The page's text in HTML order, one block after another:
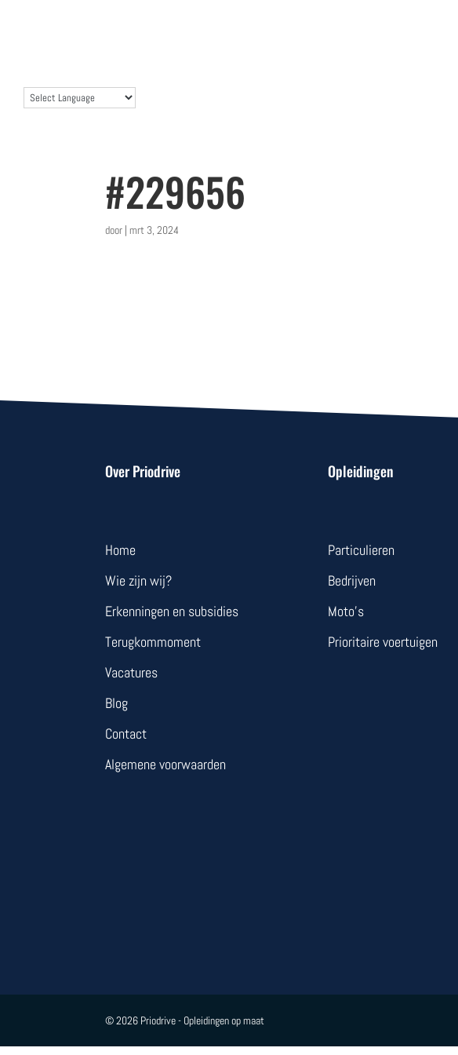
#229656
door |mrt 3, 2024
Over Priodrive
Home
Wie zijn wij?
Erkenningen en subsidies
Terugkommoment
Vacatures
Blog
Contact
Algemene voorwaarden
Opleidingen
Particulieren
Bedrijven
Moto’s
Prioritaire voertuigen
© 2026 Priodrive - Opleidingen op maat